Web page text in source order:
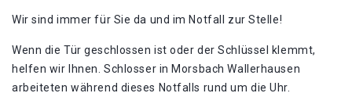
Wir sind immer für Sie da und im Notfall zur Stelle!
Wenn die Tür geschlossen ist oder der Schlüssel klemmt,
helfen wir Ihnen. Schlosser in Morsbach Wallerhausen
arbeiteten während dieses Notfalls rund um die Uhr.